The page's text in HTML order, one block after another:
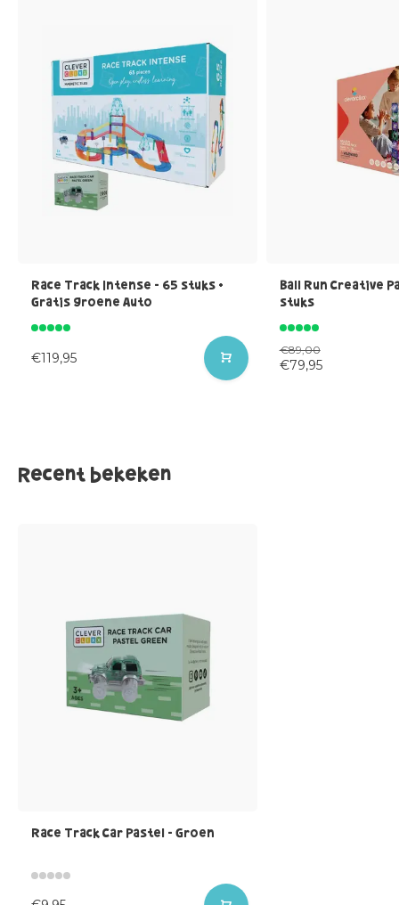
Race Track Intense - 65 stuks +
Gratis groene Auto
€119,95
Ball Run Creative
stuks
€89,00
€79,95
Recent bekeken
Race Track Car Pastel - Groen